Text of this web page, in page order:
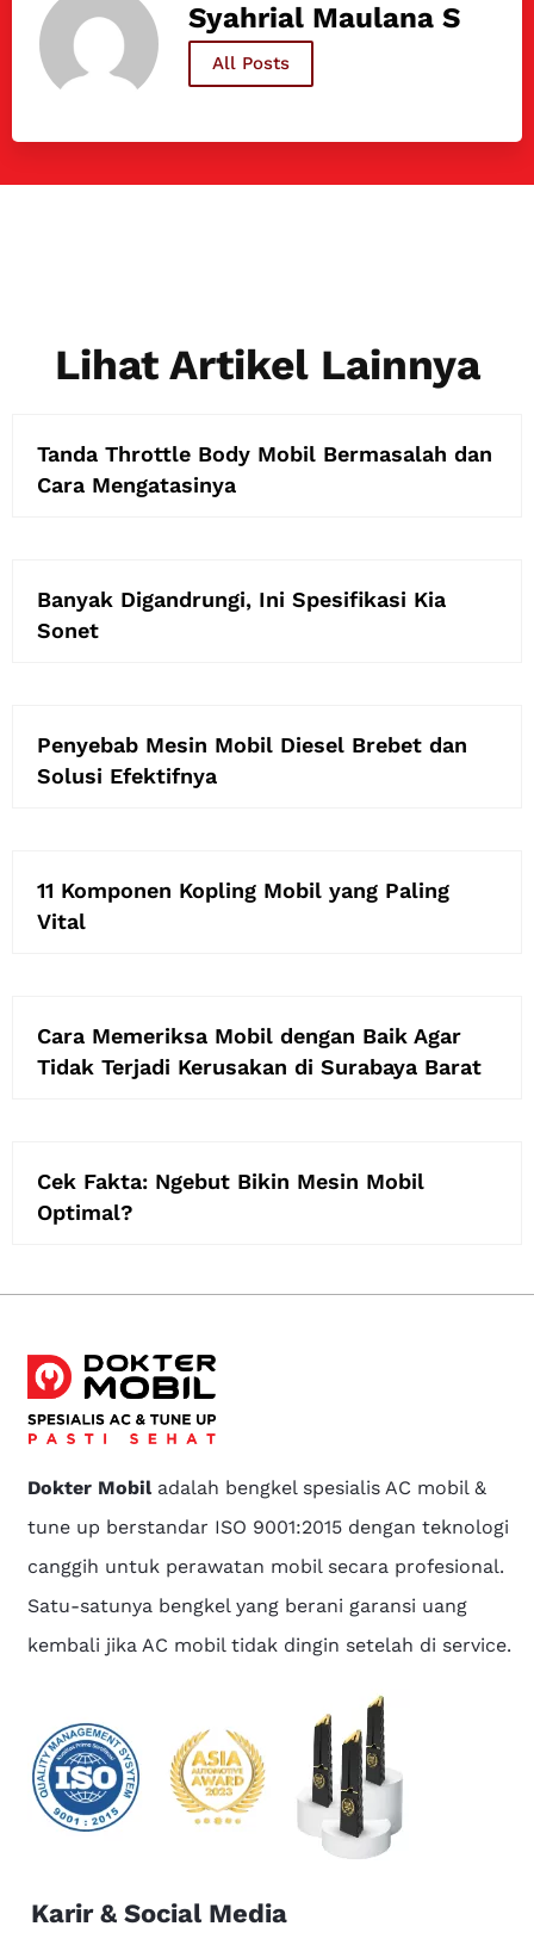
Syahrial Maulana S
All Posts
Lihat Artikel Lainnya
Tanda Throttle Body Mobil Bermasalah dan
Cara Mengatasinya
Banyak Digandrungi, Ini Spesifikasi Kia
Sonet
Penyebab Mesin Mobil Diesel Brebet dan
Solusi Efektifnya
11 Komponen Kopling Mobil yang Paling
Vital
Cara Memeriksa Mobil dengan Baik Agar
Tidak Terjadi Kerusakan di Surabaya Barat
Cek Fakta: Ngebut Bikin Mesin Mobil
Optimal?
Dokter Mobiladalah bengkel spesialis AC mobil &
tune up berstandar ISO 9001:2015 dengan teknologi
canggih untuk perawatan mobil secara profesional.
Satu-satunya bengkel yang berani garansi uang
kembali jika AC mobil tidak dingin setelah di service.
Karir & Social Media